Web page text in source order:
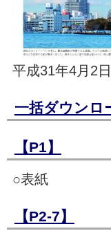
平成31年4月2
一括ダウンロ
【P1】
○表紙
【P2-7】